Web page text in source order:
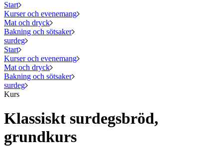
Start
Kurser och evenemang
Mat och dryck
Bakning och sötsaker
surdeg
Start
Kurser och evenemang
Mat och dryck
Bakning och sötsaker
surdeg
Kurs
Klassiskt surdegsbröd,
grundkurs